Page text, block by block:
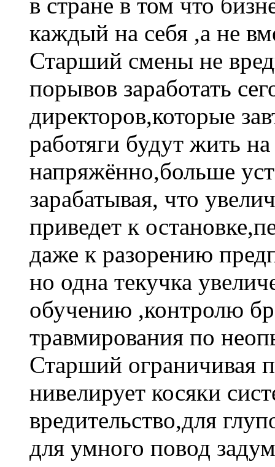
каждый на себя ,а не
Старший смены не
порывов заработать
директоров,которые
работяги будут жить
напряжённо,больше
зарабатывая, что
приведет к
даже к разорению
но одна текучка
обучению ,контролю
травмирования по
Старший ограничивая
нивелирует косяки
вредительство,для
для умного повод